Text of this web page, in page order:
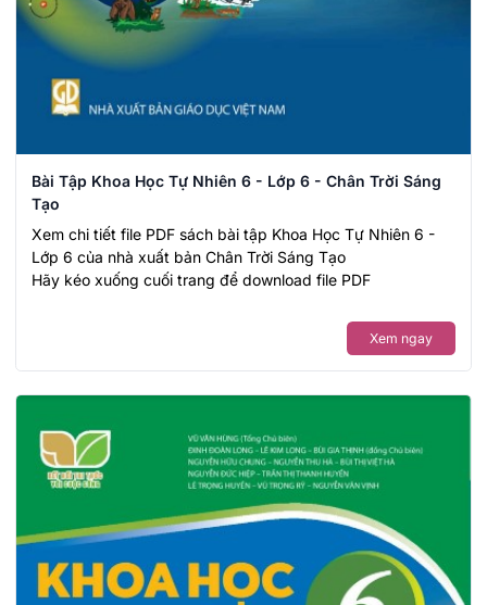
Bài Tập Khoa Học Tự Nhiên 6 - Lớp 6 - Chân Trời Sáng
Tạo
Xem chi tiết file PDF sách bài tập Khoa Học Tự Nhiên 6 -
Lớp 6 của nhà xuất bản Chân Trời Sáng Tạo
Hãy kéo xuống cuối trang để download file PDF
Xem ngay